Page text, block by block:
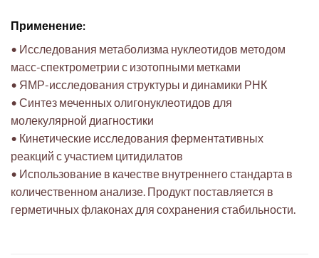
Применение:
• Исследования метаболизма нуклеотидов методом
масс-спектрометрии с изотопными метками
• ЯМР-исследования структуры и динамики РНК
• Синтез меченных олигонуклеотидов для
молекулярной диагностики
• Кинетические исследования ферментативных
реакций с участием цитидилатов
• Использование в качестве внутреннего стандарта в
количественном анализе. Продукт поставляется в
герметичных флаконах для сохранения стабильности.